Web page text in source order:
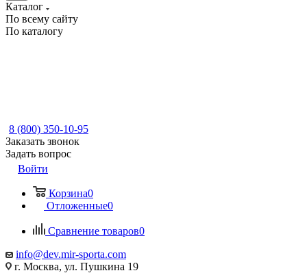
Каталог
По всему сайту
По каталогу
8 (800) 350-10-95
Заказать звонок
Задать вопрос
Войти
Корзина0
Отложенные0
Сравнение товаров0
info@dev.mir-sporta.com
г. Москва, ул. Пушкина 19